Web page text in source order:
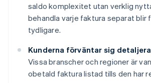
saldo komplexitet utan verklig
behandla varje faktura separat blir
tydligare.
Kunderna förväntar sig
Vissa branscher och regioner är
obetald faktura listad tills den har